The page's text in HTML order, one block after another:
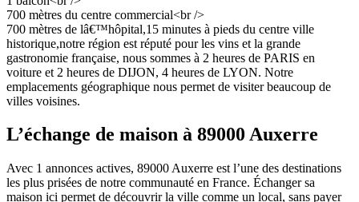
700 mètres du centre commercial<br />
700 mètres de lâ€™hôpital,15 minutes à pieds du centre ville
historique,notre région est réputé pour les vins et la grande
gastronomie française, nous sommes à 2 heures de PARIS en
voiture et 2 heures de DIJON, 4 heures de LYON. Notre
emplacements géographique nous permet de visiter beaucoup de
villes voisines.
L’échange de maison à 89000 Auxerre
Avec 1 annonces actives, 89000 Auxerre est l’une des destinations
les plus prisées de notre communauté en France. Échanger sa
maison ici permet de découvrir la ville comme un local, sans payer